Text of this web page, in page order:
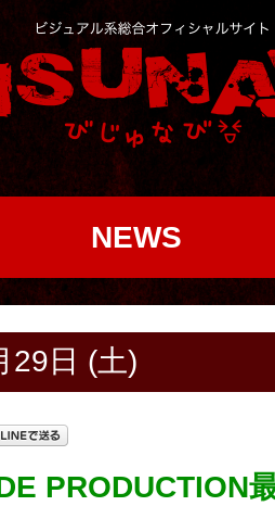
NEWS
29日 (土)
PRODUCTION